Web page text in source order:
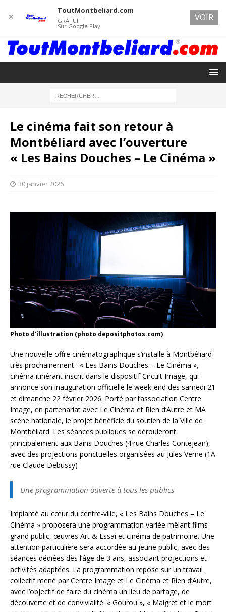
Le cinéma fait son retour à
Montbéliard avec l’ouverture
« Les Bains Douches – Le Cinéma »
30 janvier 2026
Photo d'illustration (photo depositphotos.com)
Une nouvelle offre cinématographique s’installe à Montbéliard
très prochainement : « Les Bains Douches – Le Cinéma »,
cinéma itinérant inscrit dans le dispositif Circuit Image, qui
annonce son inauguration officielle le week-end des samedi 21
et dimanche 22 février 2026. Porté par l’association Centre
Image, en partenariat avec Le Cinéma et Rien d’Autre et MA
scène nationale, le projet bénéficie du soutien de la Ville de
Montbéliard. Les séances publiques se dérouleront
principalement aux Bains Douches (4 rue Charles Contejean),
avec des projections ponctuelles organisées au Jules Verne (1A
rue Claude Debussy)
Une programmation ouverte à tous les publics
Implanté au cœur du centre-ville, « Les Bains Douches – Le
Cinéma » proposera une programmation variée mêlant films
grand public, œuvres Art & Essai et cinéma de patrimoine. Une
attention particulière sera accordée au jeune public, avec des
séances dédiées dès l’âge de 3 ans, associant projections et
activités adaptées. La programmation repose sur un travail
collectif mené par Centre Image et Le Cinéma et Rien d’Autre,
avec l’objectif de faire du cinéma un lieu de partage, de
découverte et de convivialité. « Gourou », « Maigret et le mort
✕
ToutMontbeliard.com
GRATUIT
Sur Google Play
VOIR